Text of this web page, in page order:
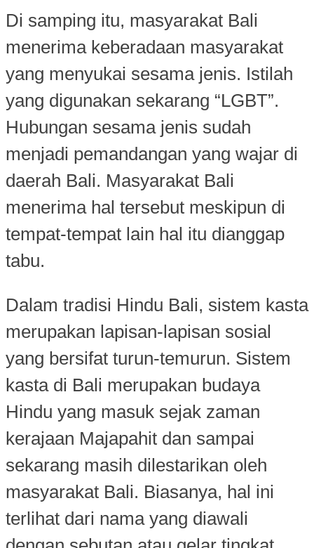
Di samping itu, masyarakat Bali
menerima keberadaan masyarakat
yang menyukai sesama jenis. Istilah
yang digunakan sekarang “LGBT”.
Hubungan sesama jenis sudah
menjadi pemandangan yang wajar di
daerah Bali. Masyarakat Bali
menerima hal tersebut meskipun di
tempat-tempat lain hal itu dianggap
tabu.
Dalam tradisi Hindu Bali, sistem kasta
merupakan lapisan-lapisan sosial
yang bersifat turun-temurun. Sistem
kasta di Bali merupakan budaya
Hindu yang masuk sejak zaman
kerajaan Majapahit dan sampai
sekarang masih dilestarikan oleh
masyarakat Bali. Biasanya, hal ini
terlihat dari nama yang diawali